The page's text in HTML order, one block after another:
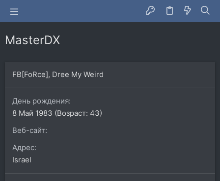
MasterDX
FB[FoRce], Dree My Weird
День рождения
8 Май 1983 (Возраст: 43)
Веб-сайт
Адрес
Israel